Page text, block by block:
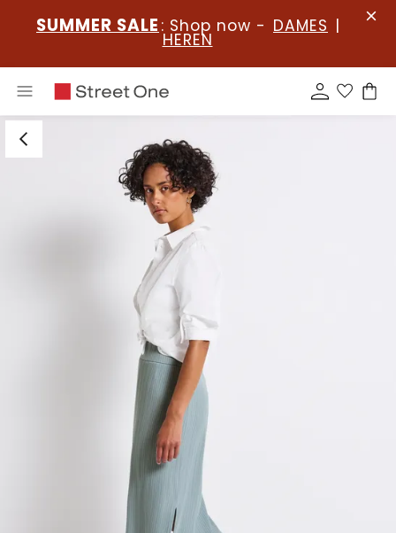
SUMMER SALE : Shop now - DAMES |
HEREN